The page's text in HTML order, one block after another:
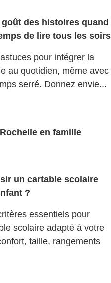
des histoires quand
de lire tous les soirs
pour intégrer la
au quotidien, même avec
serré. Donnez envie...
en famille
un cartable scolaire
?
essentiels pour
scolaire adapté à votre
taille, rangements